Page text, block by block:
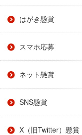
はがき懸賞
スマホ応募
ネット懸賞
SNS懸賞
X（旧Twitter）懸賞